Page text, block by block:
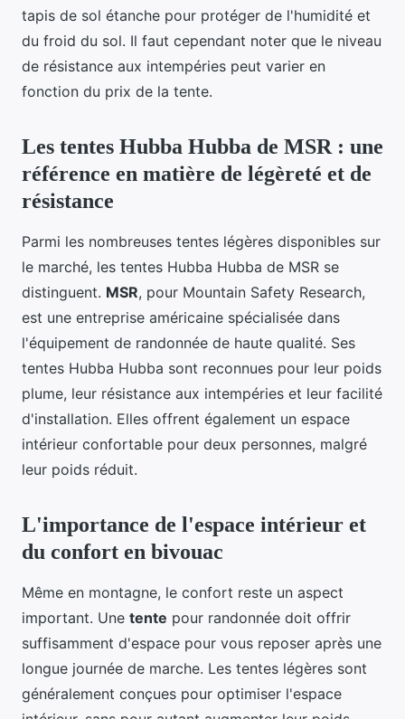
tapis de sol étanche pour protéger de l'humidité et
du froid du sol. Il faut cependant noter que le niveau
de résistance aux intempéries peut varier en
fonction du prix de la tente.
Les tentes Hubba Hubba de MSR : une
référence en matière de légèreté et de
résistance
Parmi les nombreuses tentes légères disponibles sur
le marché, les tentes Hubba Hubba de MSR se
distinguent. MSR, pour Mountain Safety Research,
est une entreprise américaine spécialisée dans
l'équipement de randonnée de haute qualité. Ses
tentes Hubba Hubba sont reconnues pour leur poids
plume, leur résistance aux intempéries et leur facilité
d'installation. Elles offrent également un espace
intérieur confortable pour deux personnes, malgré
leur poids réduit.
L'importance de l'espace intérieur et
du confort en bivouac
Même en montagne, le confort reste un aspect
important. Une tente pour randonnée doit offrir
suffisamment d'espace pour vous reposer après une
longue journée de marche. Les tentes légères sont
généralement conçues pour optimiser l'espace